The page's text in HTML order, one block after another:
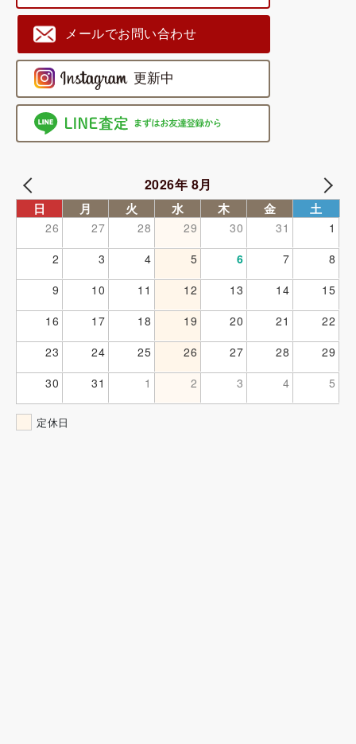
メールでお問い合わせ
2026年 8月
日 月 火 水 木 金 土
26 27 28 29 30 31
1
2
3 4 5 6 7
8
9
10 11 12 13 14
15
16
17 18 19 20 21
22
23
24 25 26 27 28
29
30
31 1 2 3 4 5
定休日